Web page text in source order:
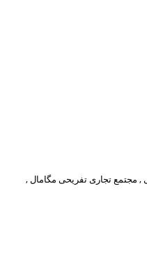
صارمی , مجتمع تجاری تفریحی مگامال ,